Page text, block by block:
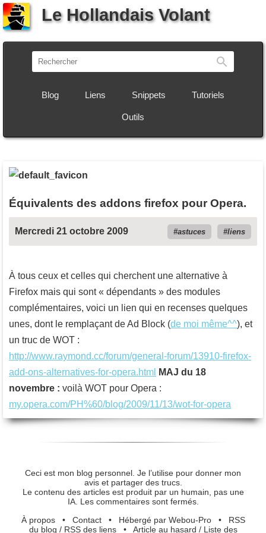
Le Hollandais Volant
Blog Liens Snippets Tutoriels
Outils
Équivalents des addons firefox pour Opera.
Mercredi 21 octobre 2009 astuces liens
À tous ceux et celles qui cherchent une alternative à
Firefox mais qui sont « dépendants » des modules
complémentaires, voici un lien qui en recenses quelques
unes, dont le remplaçant de Ad Block (de moi même^^), et
un truc de WOT :
http://www.raymond.cc/forum/general-forum/13910-firefox-
add-ons-alternatives-for-opera.html
MAJ du 18
novembre : voilà WOT pour Opera :
my.opera.com/PH%60/blog/2009/11/13/wot-for-opera
Ceci est mon blog personnel. Je l’utilise pour donner mon
avis et partager des trucs.
Le contenu des articles est produit par un humain, pas une
IA. Les commentaires sont fermés.
À propos• Contact• Hébergé par Webou-Pro• RSS
du blog / RSS des liens• Article au hasard / Liste des